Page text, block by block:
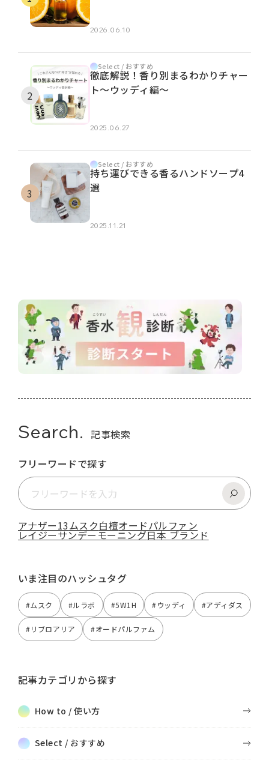
2026.06.10
Select / おすすめ
徹底解説！香り別まるわかりチャー
ト～ウッディ編～
2025.06.27
Select / おすすめ
持ち運びできる香るハンドソープ4
選
2025.11.21
Search. 記事検索
フリーワードで探す
アナザー13ムスク白檀オードパルファン
レイジーサンデーモーニング日本 ブランド
いま注目のハッシュタグ
#ムスク #ルラボ #5W1H #ウッディ #アディダス
#リブロアリア #オードパルファム
記事カテゴリから探す
How to / 使い方
Select / おすすめ